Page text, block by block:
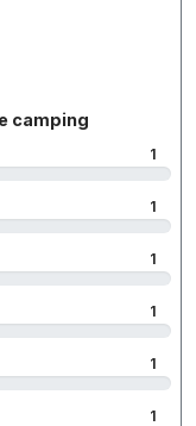
camping
1
1
1
1
1
1